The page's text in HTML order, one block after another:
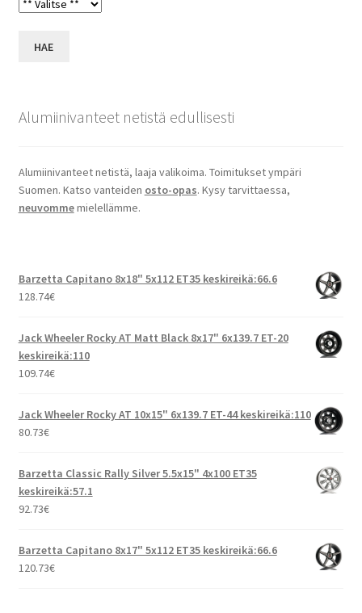
HAE
Alumiinivanteet netistä edullisesti
Alumiinivanteet netistä, laaja valikoima. Toimitukset ympäri
Suomen. Katso vanteiden osto-opas. Kysy tarvittaessa,
neuvommemielellämme.
Barzetta Capitano 8x18" 5x112 ET35 keskireikä:66.6
128.74€
Jack Wheeler Rocky AT Matt Black 8x17" 6x139.7 ET-20
keskireikä:110
109.74€
Jack Wheeler Rocky AT 10x15" 6x139.7 ET-44 keskireikä:110
80.73€
Barzetta Classic Rally Silver 5.5x15" 4x100 ET35
keskireikä:57.1
92.73€
Barzetta Capitano 8x17" 5x112 ET35 keskireikä:66.6
120.73€